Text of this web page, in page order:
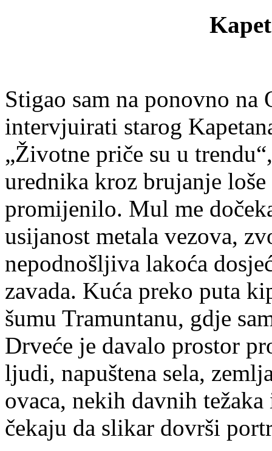
Stigao sam na ponovno
intervjuirati starog
„Životne priče su u
urednika kroz brujanje
promijenilo. Mul me
usijanost metala vezova,
nepodnošljiva lakoća
zavada. Kuća preko puta
šumu Tramuntanu, gdje
Drveće je davalo prostor
ljudi, napuštena sela,
ovaca, nekih davnih
čekaju da slikar dovrši